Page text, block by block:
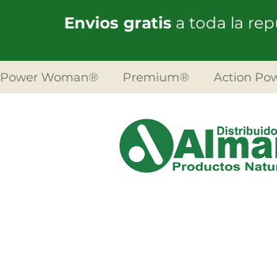
Envios gratis a toda la
Power Woman® Premium® Action